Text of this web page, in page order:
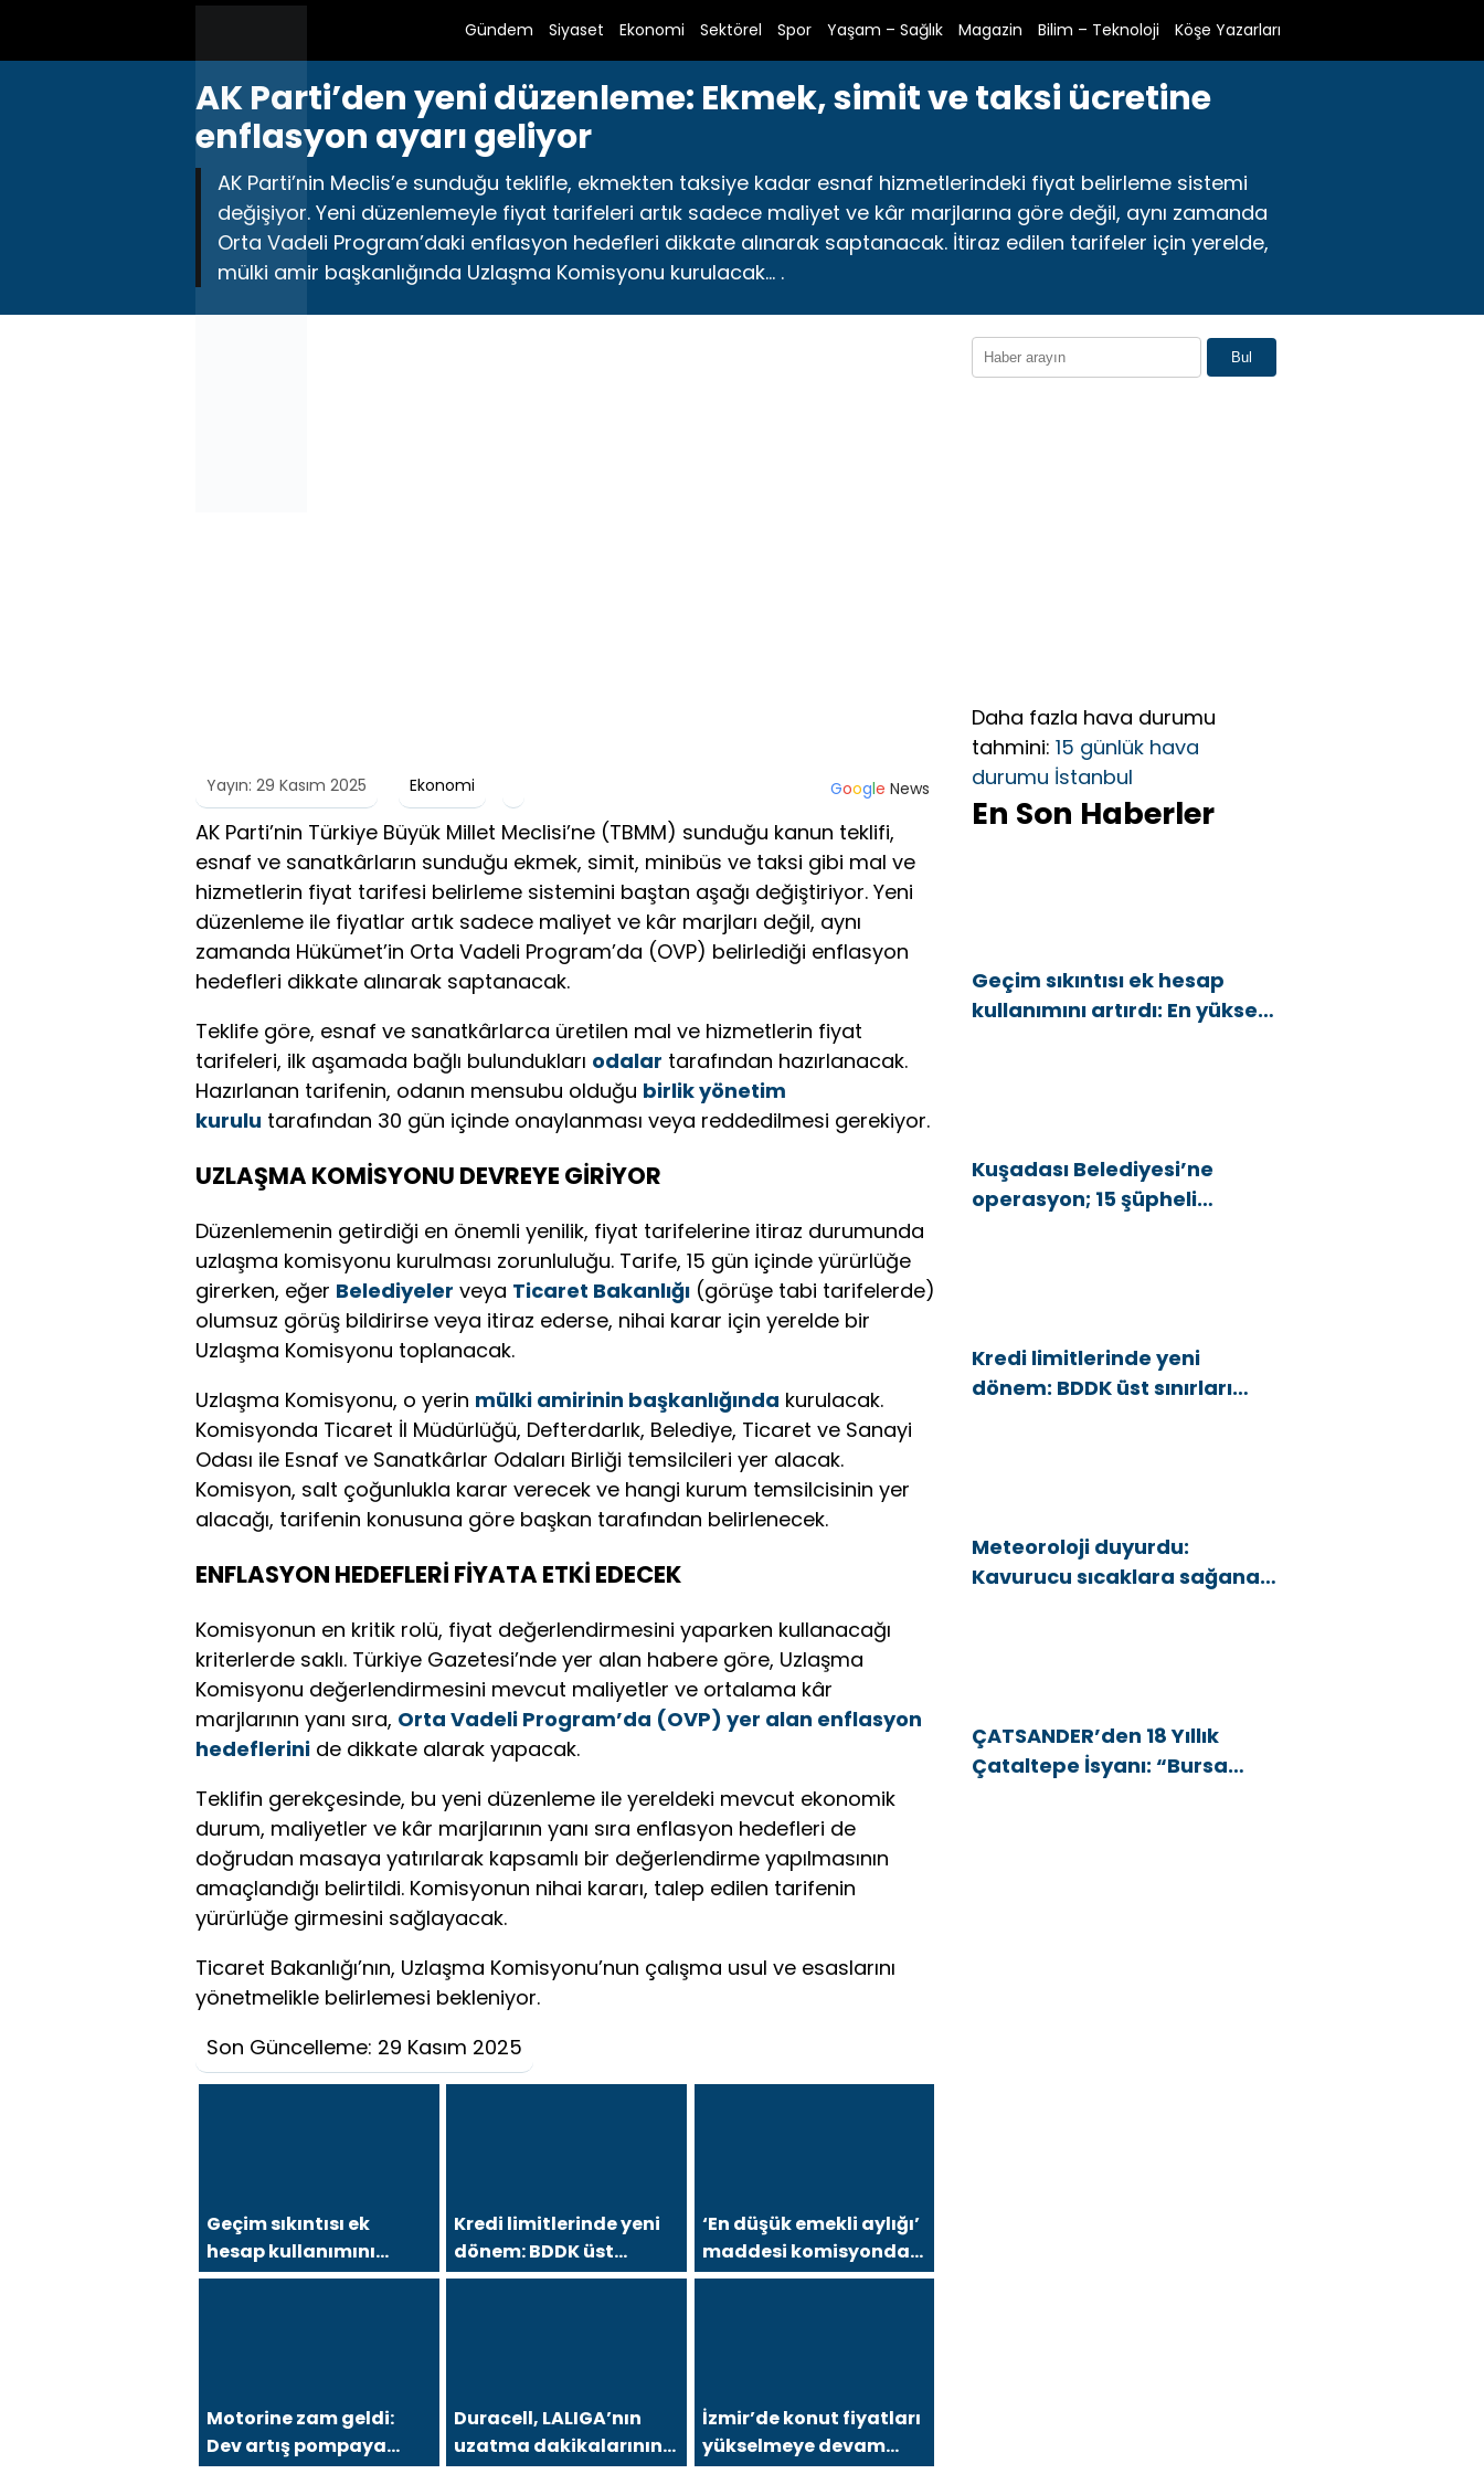
Gündem Siyaset Ekonomi Sektörel Spor Yaşam – Sağlık Magazin Bilim – Teknoloji Köşe Yazarları
AK Parti’den yeni düzenleme: Ekmek, simit ve taksi ücretine
enflasyon ayarı geliyor
AK Parti’nin Meclis’e sunduğu teklifle, ekmekten taksiye kadar esnaf hizmetlerindeki fiyat belirleme sistemi
değişiyor. Yeni düzenlemeyle fiyat tarifeleri artık sadece maliyet ve kâr marjlarına göre değil, aynı zamanda
Orta Vadeli Program’daki enflasyon hedefleri dikkate alınarak saptanacak. İtiraz edilen tarifeler için yerelde,
mülki amir başkanlığında Uzlaşma Komisyonu kurulacak... .
Yayın: 29 Kasım 2025 Ekonomi Google News
AK Parti’nin Türkiye Büyük Millet Meclisi’ne (TBMM) sunduğu kanun teklifi,
esnaf ve sanatkârların sunduğu ekmek, simit, minibüs ve taksi gibi mal ve
hizmetlerin fiyat tarifesi belirleme sistemini baştan aşağı değiştiriyor. Yeni
düzenleme ile fiyatlar artık sadece maliyet ve kâr marjları değil, aynı
zamanda Hükümet’in Orta Vadeli Program’da (OVP) belirlediği enflasyon
hedefleri dikkate alınarak saptanacak.
Teklife göre, esnaf ve sanatkârlarca üretilen mal ve hizmetlerin fiyat
tarifeleri, ilk aşamada bağlı bulundukları odalar tarafından hazırlanacak.
Hazırlanan tarifenin, odanın mensubu olduğu birlik yönetim
kurulu tarafından 30 gün içinde onaylanması veya reddedilmesi gerekiyor.
UZLAŞMA KOMİSYONU DEVREYE GİRİYOR
Düzenlemenin getirdiği en önemli yenilik, fiyat tarifelerine itiraz durumunda
uzlaşma komisyonu kurulması zorunluluğu. Tarife, 15 gün içinde yürürlüğe
girerken, eğer Belediyeler veya Ticaret Bakanlığı (görüşe tabi tarifelerde)
olumsuz görüş bildirirse veya itiraz ederse, nihai karar için yerelde bir
Uzlaşma Komisyonu toplanacak.
Uzlaşma Komisyonu, o yerin mülki amirinin başkanlığında kurulacak.
Komisyonda Ticaret İl Müdürlüğü, Defterdarlık, Belediye, Ticaret ve Sanayi
Odası ile Esnaf ve Sanatkârlar Odaları Birliği temsilcileri yer alacak.
Komisyon, salt çoğunlukla karar verecek ve hangi kurum temsilcisinin yer
alacağı, tarifenin konusuna göre başkan tarafından belirlenecek.
ENFLASYON HEDEFLERİ FİYATA ETKİ EDECEK
Komisyonun en kritik rolü, fiyat değerlendirmesini yaparken kullanacağı
kriterlerde saklı. Türkiye Gazetesi’nde yer alan habere göre, Uzlaşma
Komisyonu değerlendirmesini mevcut maliyetler ve ortalama kâr
marjlarının yanı sıra, Orta Vadeli Program’da (OVP) yer alan enflasyon
hedeflerini de dikkate alarak yapacak.
Teklifin gerekçesinde, bu yeni düzenleme ile yereldeki mevcut ekonomik
durum, maliyetler ve kâr marjlarının yanı sıra enflasyon hedefleri de
doğrudan masaya yatırılarak kapsamlı bir değerlendirme yapılmasının
amaçlandığı belirtildi. Komisyonun nihai kararı, talep edilen tarifenin
yürürlüğe girmesini sağlayacak.
Ticaret Bakanlığı’nın, Uzlaşma Komisyonu’nun çalışma usul ve esaslarını
yönetmelikle belirlemesi bekleniyor.
Son Güncelleme: 29 Kasım 2025
Geçim sıkıntısı ek
hesap kullanımını
artırdı: En yüksek artış
Kredi limitlerinde yeni
dönem: BDDK üst
sınırları aşağı çekti
‘En düşük emekli aylığı’
maddesi komisyonda
kabul edildi
Motorine zam geldi:
Dev artış pompaya
Duracell, LALIGA’nın
uzatma dakikalarının
İzmir’de konut fiyatları
yükselmeye devam
Bul
Daha fazla hava durumu
tahmini: 15 günlük hava
durumu İstanbul
En Son Haberler
Geçim sıkıntısı ek hesap
kullanımını artırdı: En yüksek
Kuşadası Belediyesi’ne
operasyon; 15 şüpheli
Kredi limitlerinde yeni
dönem: BDDK üst sınırları
Meteoroloji duyurdu:
Kavurucu sıcaklara sağanak
ÇATSANDER’den 18 Yıllık
Çataltepe İsyanı: “Bursa